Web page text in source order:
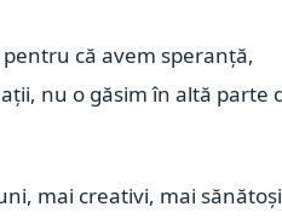
pentru că avem speranță,
nu o găsim în altă parte
mai creativi, mai